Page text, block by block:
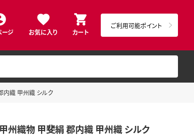
ージ お気に入り カート
ご利用可能ポイント
内織 甲州織 シルク
甲州織物 甲斐絹 郡内織 甲州織 シルク